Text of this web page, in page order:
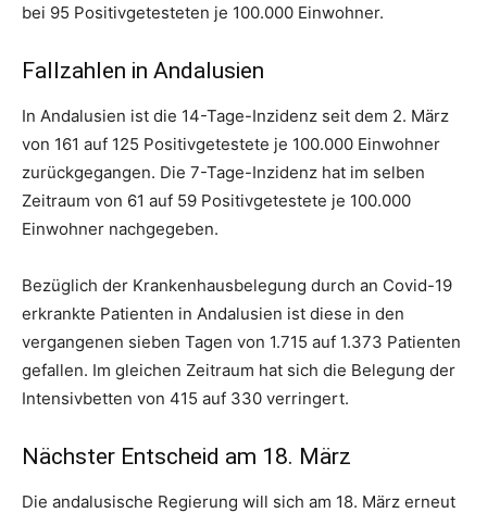
bei 95 Positivgetesteten je 100.000 Einwohner.
Fallzahlen in Andalusien
In Andalusien ist die 14-Tage-Inzidenz seit dem 2. März
von 161 auf 125 Positivgetestete je 100.000 Einwohner
zurückgegangen. Die 7-Tage-Inzidenz hat im selben
Zeitraum von 61 auf 59 Positivgetestete je 100.000
Einwohner nachgegeben.
Bezüglich der Krankenhausbelegung durch an Covid-19
erkrankte Patienten in Andalusien ist diese in den
vergangenen sieben Tagen von 1.715 auf 1.373 Patienten
gefallen. Im gleichen Zeitraum hat sich die Belegung der
Intensivbetten von 415 auf 330 verringert.
Nächster Entscheid am 18. März
Die andalusische Regierung will sich am 18. März erneut